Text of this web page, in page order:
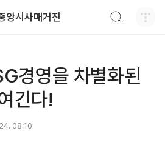
앙시사매거진
경영을 차별화된
긴다!
08:10